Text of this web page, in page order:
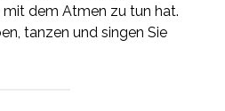
dem Atmen zu tun hat.
tanzen und singen Sie